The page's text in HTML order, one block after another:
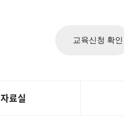
교육신청 확인
자료실